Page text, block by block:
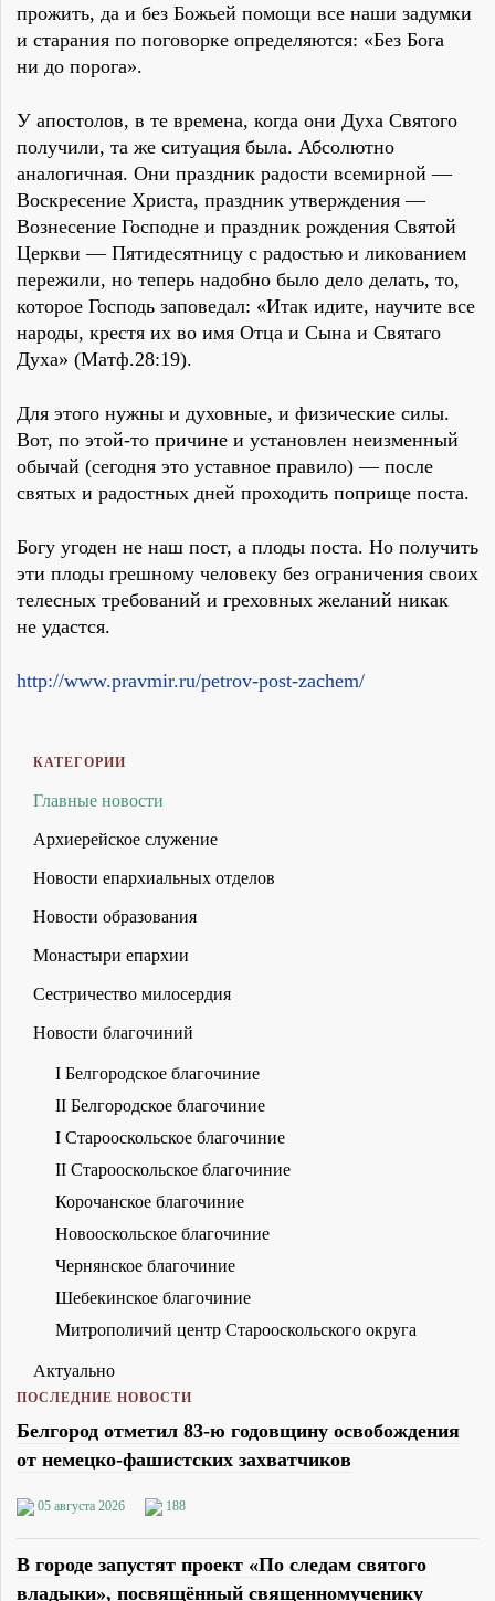
прожить, да и без Божьей помощи все наши задумки
и старания по поговорке определяются: «Без Бога
ни до порога».
У апостолов, в те времена, когда они Духа Святого
получили, та же ситуация была. Абсолютно
аналогичная. Они праздник радости всемирной —
Воскресение Христа, праздник утверждения —
Вознесение Господне и праздник рождения Святой
Церкви — Пятидесятницу с радостью и ликованием
пережили, но теперь надобно было дело делать, то,
которое Господь заповедал: «Итак идите, научите все
народы, крестя их во имя Отца и Сына и Святаго
Духа» (Матф.28:19).
Для этого нужны и духовные, и физические силы.
Вот, по этой-то причине и установлен неизменный
обычай (сегодня это уставное правило) — после
святых и радостных дней проходить поприще поста.
Богу угоден не наш пост, а плоды поста. Но получить
эти плоды грешному человеку без ограничения своих
телесных требований и греховных желаний никак
не удастся.
http://www.pravmir.ru/petrov-post-zachem/
КАТЕГОРИИ
Главные новости
Архиерейское служение
Новости епархиальных отделов
Новости образования
Монастыри епархии
Сестричество милосердия
Новости благочиний
I Белгородское благочиние
II Белгородское благочиние
I Старооскольское благочиние
II Старооскольское благочиние
Корочанское благочиние
Новооскольское благочиние
Чернянское благочиние
Шебекинское благочиние
Митрополичий центр Старооскольского округа
Актуально
ПОСЛЕДНИЕ НОВОСТИ
Белгород отметил 83-ю годовщину освобождения
от немецко-фашистских захватчиков
05 августа 2026 188
В городе запустят проект «По следам святого
владыки», посвящённый священномученику